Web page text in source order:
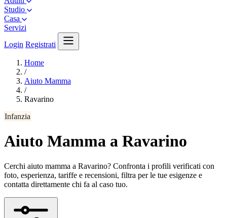
Studio
Casa
Servizi
Login Registrati
Home
/
Aiuto Mamma
/
Ravarino
Infanzia
Aiuto Mamma a Ravarino
Cerchi aiuto mamma a Ravarino? Confronta i profili verificati con
foto, esperienza, tariffe e recensioni, filtra per le tue esigenze e
contatta direttamente chi fa al caso tuo.